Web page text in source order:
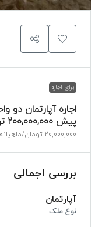
برای اجاره
اجاره آپارتمان دو
پیش 200,000,000 تومان
20,000,000 تومان /ماهیانه
بررسی اجمالی
آپارتمان
نوع ملک